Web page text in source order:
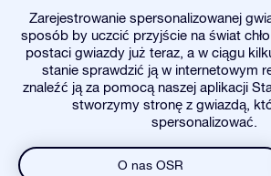
Zarejestrowanie spersonalizowanej
sposób by uczcić przyjście na świat
postaci gwiazdy już teraz, a w ciągu
stanie sprawdzić ją w internetowym
znaleźć ją za pomocą naszej aplikacji
stworzymy stronę z gwiazdą,
spersonalizować.
O nas OSR